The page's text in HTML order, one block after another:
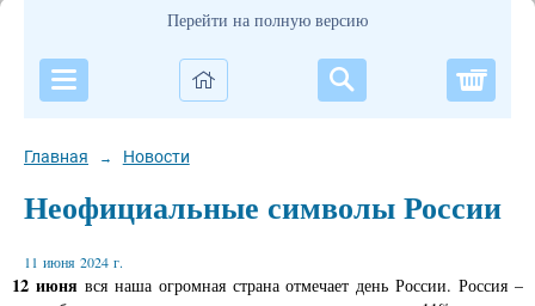
Перейти на полную версию
Главная → Новости
Неофициальные символы России
11 июня 2024 г.
12 июня вся наша огромная страна отмечает день России. Россия –